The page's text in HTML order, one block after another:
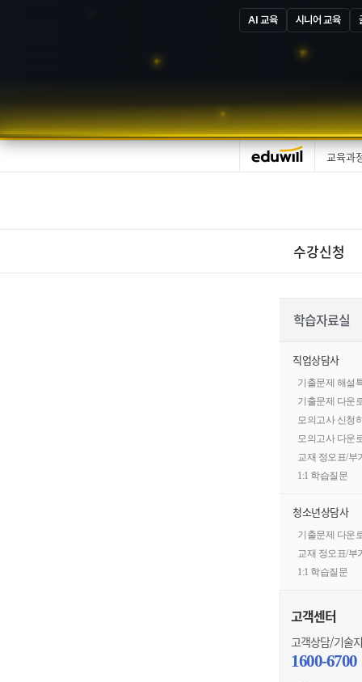
AI 교육 시니어 교육
교육과
수강신청
학습자료실
직업상담사
기출문제 해설
기출문제 다운
모의고사 신청
모의고사 다운
교재 정오표/부
1:1 학습질문
청소년상담사
기출문제 다운
교재 정오표/부
1:1 학습질문
고객센터
고객상담/기술
1600-6700